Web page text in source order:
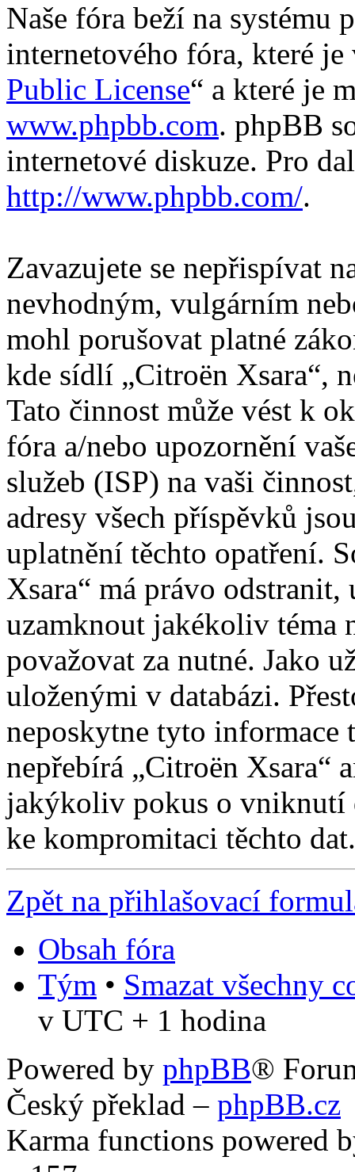
Naše fóra beží na systému
internetového fóra, které
Public License“ a které je
www.phpbb.com. phpBB
internetové diskuze. Pro
http://www.phpbb.com/.
Zavazujete se nepřispívat
nevhodným, vulgárním
mohl porušovat platné
kde sídlí „Citroën Xsara“,
Tato činnost může vést k
fóra a/nebo upozornění
služeb (ISP) na vaši
adresy všech příspěvků
uplatnění těchto opatření.
Xsara“ má právo
uzamknout jakékoliv téma
považovat za nutné. Jako
uloženými v databázi.
neposkytne tyto informace
nepřebírá „Citroën Xsara“
jakýkoliv pokus o vniknutí
ke kompromitaci těchto dat.
Zpět na přihlašovací
Obsah fóra
Tým • Smazat všechny
v UTC + 1 hodina
Powered by phpBB®
Český překlad – phpBB.cz
Karma functions powered